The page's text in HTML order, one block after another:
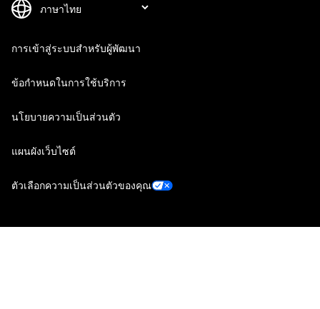
การเข้าสู่ระบบสำหรับผู้พัฒนา
ข้อกำหนดในการใช้บริการ
นโยบายความเป็นส่วนตัว
แผนผังเว็บไซต์
ตัวเลือกความเป็นส่วนตัวของคุณ